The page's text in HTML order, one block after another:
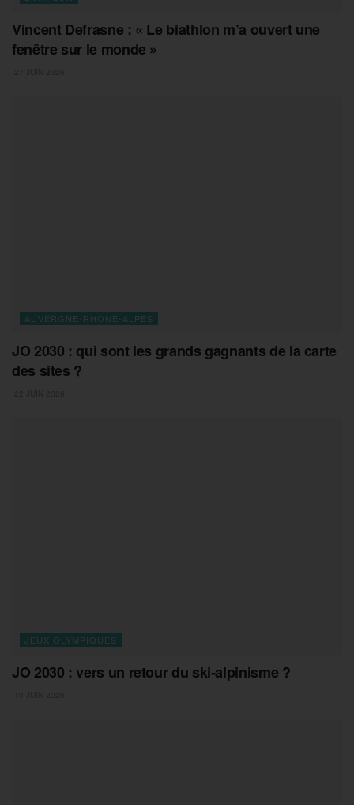
Vincent Defrasne : « Le biathlon m’a ouvert une
fenêtre sur le monde »
AUVERGNE-RHONE-ALPES
JO 2030 : qui sont les grands gagnants de la carte
des sites ?
JEUX OLYMPIQUES
JO 2030 : vers un retour du ski-alpinisme ?